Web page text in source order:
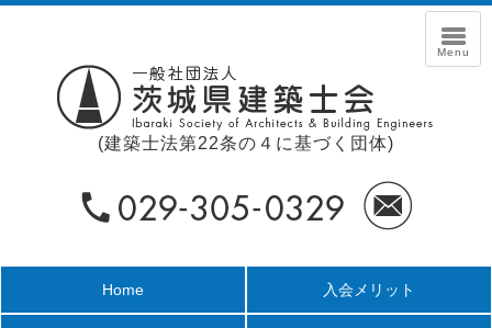
(建築士法第22条の４に基づく団体)
Home 入会メリット